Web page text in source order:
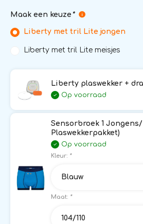
Maak een keuze *
Liberty met tril Lite jongen
Liberty met tril Lite meisjes
Liberty plaswekker +
Op voorraad
Sensorbroek 1
Plaswekkerpakket)
Op voorraad
Kleur: *
Blauw
Maat: *
104/110